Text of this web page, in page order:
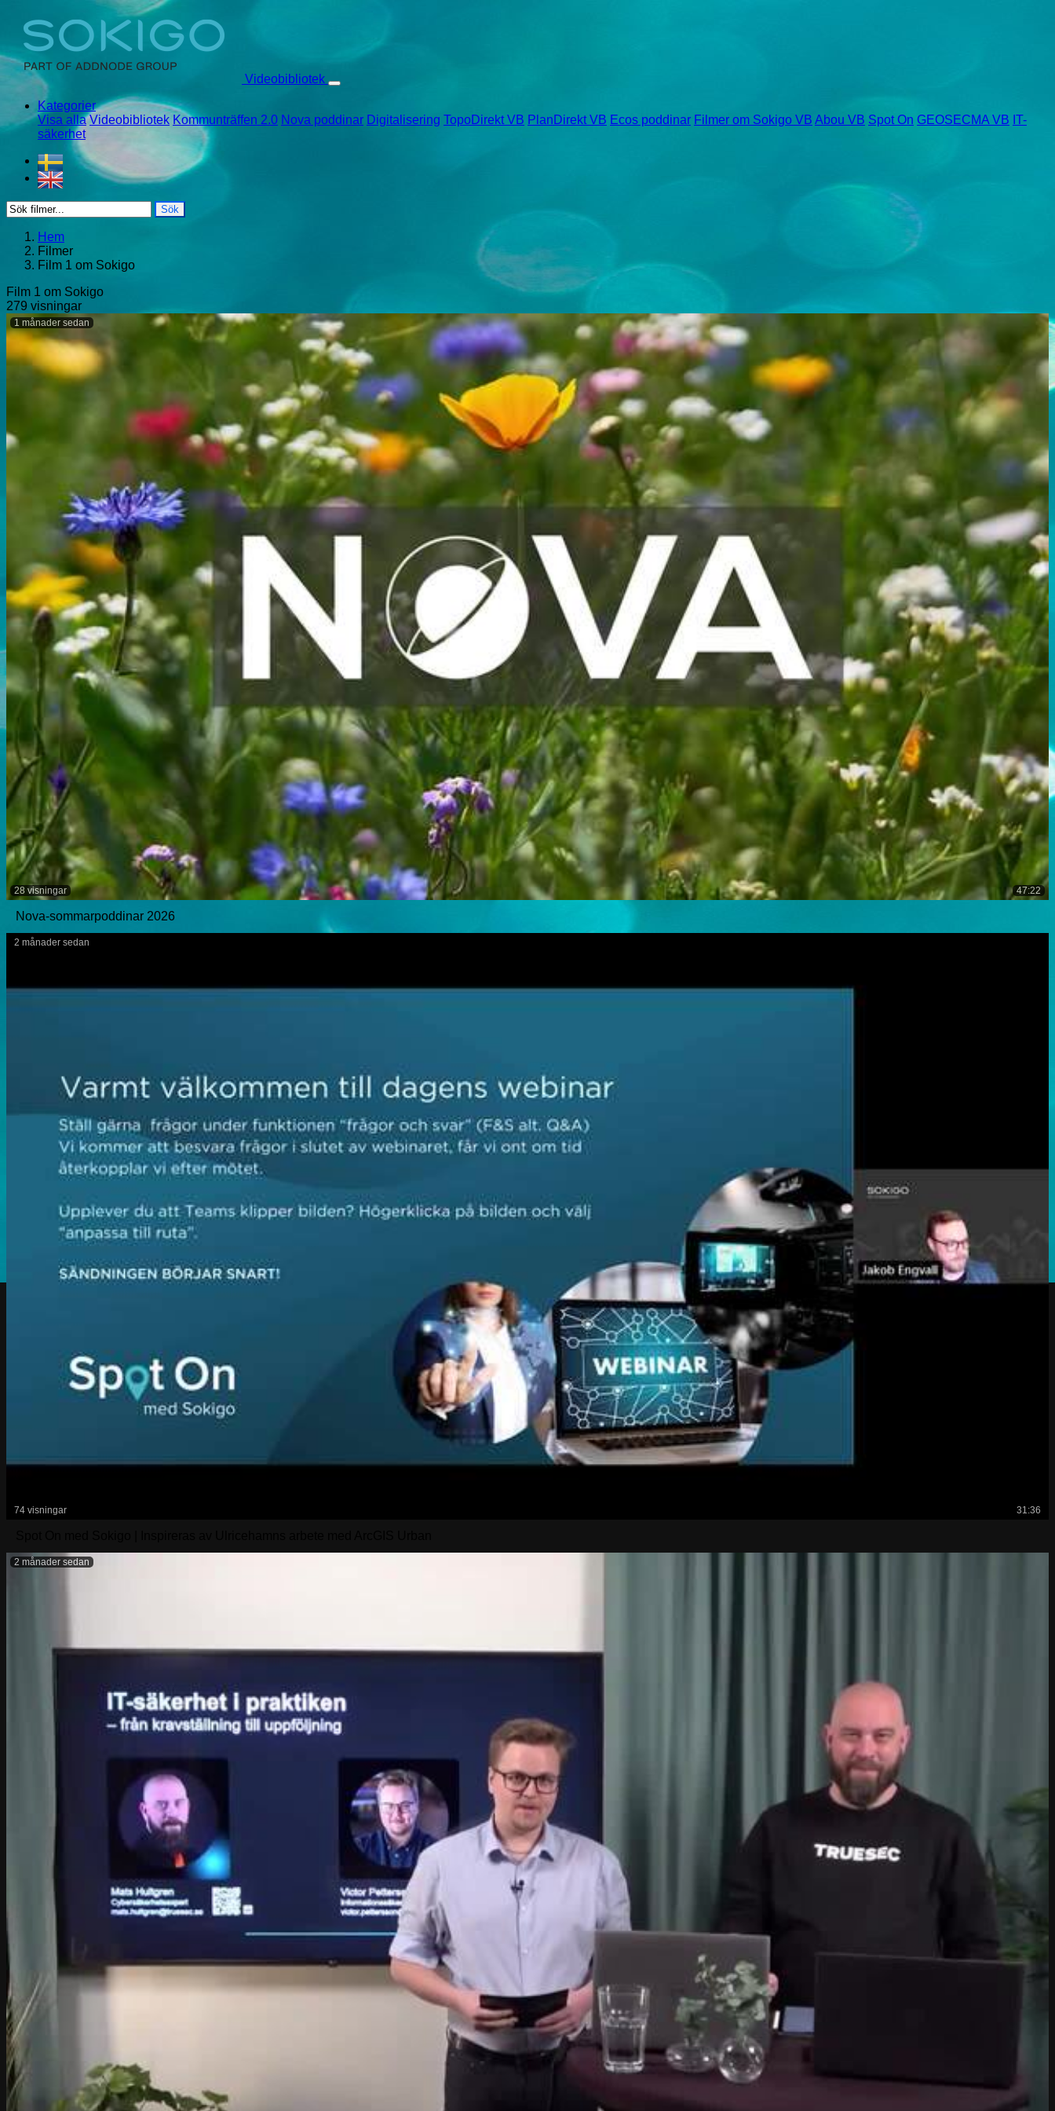
Videobibliotek
Kategorier
Visa alla Videobibliotek Kommunträffen 2.0 Nova poddinar Digitalisering TopoDirekt VB PlanDirekt VB Ecos poddinar Filmer om Sokigo VB Abou VB Spot On GEOSECMA VB IT-
säkerhet
Sök
Hem
Filmer
Film 1 om Sokigo
Film 1 om Sokigo
279 visningar
47:22
28 visningar
1 månader sedan
Nova-sommarpoddinar 2026
31:36
74 visningar
2 månader sedan
2 månader sedan